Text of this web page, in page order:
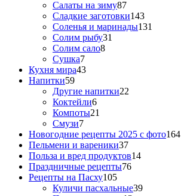
Салаты на зиму87
Сладкие заготовки143
Соленья и маринады131
Солим рыбу31
Солим сало8
Сушка7
Кухня мира43
Напитки59
Другие напитки22
Коктейли6
Компоты21
Смузи7
Новогодние рецепты 2025 с фото164
Пельмени и вареники37
Польза и вред продуктов14
Праздничные рецепты76
Рецепты на Пасху105
Куличи пасхальные39